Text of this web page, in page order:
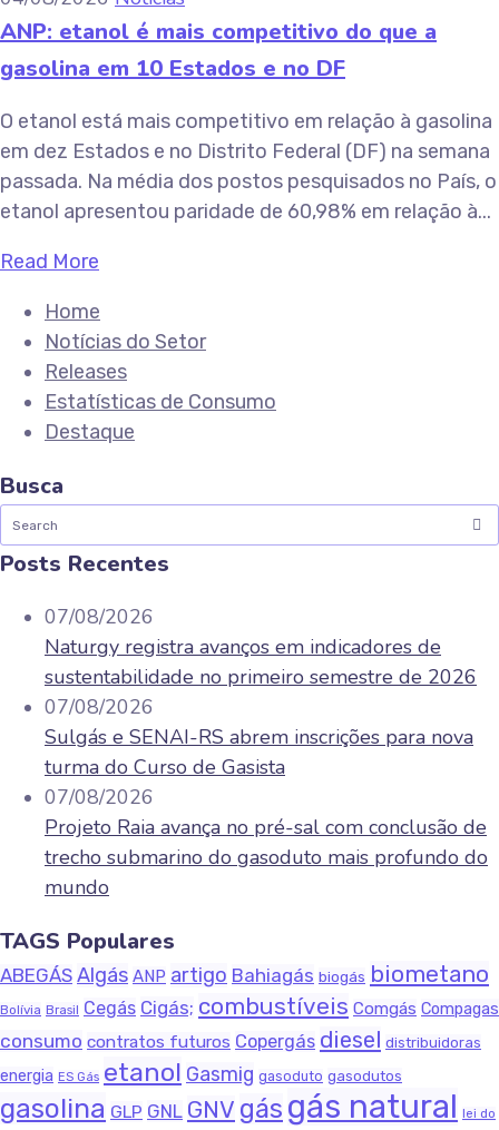
ANP: etanol é mais competitivo do que a
gasolina em 10 Estados e no DF
O etanol está mais competitivo em relação à gasolina
em dez Estados e no Distrito Federal (DF) na semana
passada. Na média dos postos pesquisados no País, o
etanol apresentou paridade de 60,98% em relação à...
Read More
Home
Notícias do Setor
Releases
Estatísticas de Consumo
Destaque
Busca
Posts Recentes
07/08/2026
Naturgy registra avanços em indicadores de
sustentabilidade no primeiro semestre de 2026
07/08/2026
Sulgás e SENAI-RS abrem inscrições para nova
turma do Curso de Gasista
07/08/2026
Projeto Raia avança no pré-sal com conclusão de
trecho submarino do gasoduto mais profundo do
mundo
TAGS Populares
ABEGÁS Algás ANP artigo Bahiagás biogás biometano
Bolívia Brasil Cegás Cigás; combustíveis Comgás Compagas
consumo contratos futuros Copergás diesel distribuidoras
energia ES Gás etanol Gasmig gasoduto gasodutos
gasolina GLP GNL GNV gás gás natural lei do